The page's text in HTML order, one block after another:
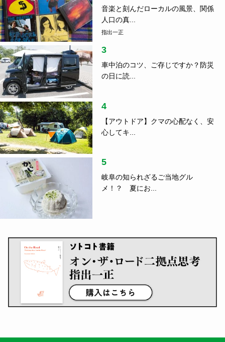
音楽と刻んだローカルの風景、関係
人口の真...
指出一正
3
車中泊のコツ、ご存じですか？防災
の日に読...
4
【アウトドア】クマの心配なく、安
心してキ...
5
岐阜の知られざるご当地グル
メ！？ 夏にお...